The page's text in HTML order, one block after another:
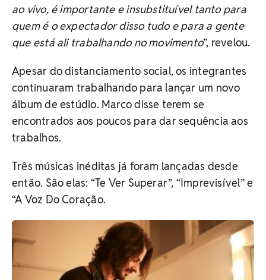
ao vivo, é importante e insubstituível tanto para
quem é o expectador disso tudo e para a gente
que está ali trabalhando no movimento”, revelou.
Apesar do distanciamento social, os integrantes
continuaram trabalhando para lançar um novo
álbum de estúdio. Marco disse terem se
encontrados aos poucos para dar sequência aos
trabalhos.
Três músicas inéditas já foram lançadas desde
então. São elas: “Te Ver Superar”, “Imprevisível” e
“A Voz Do Coração.